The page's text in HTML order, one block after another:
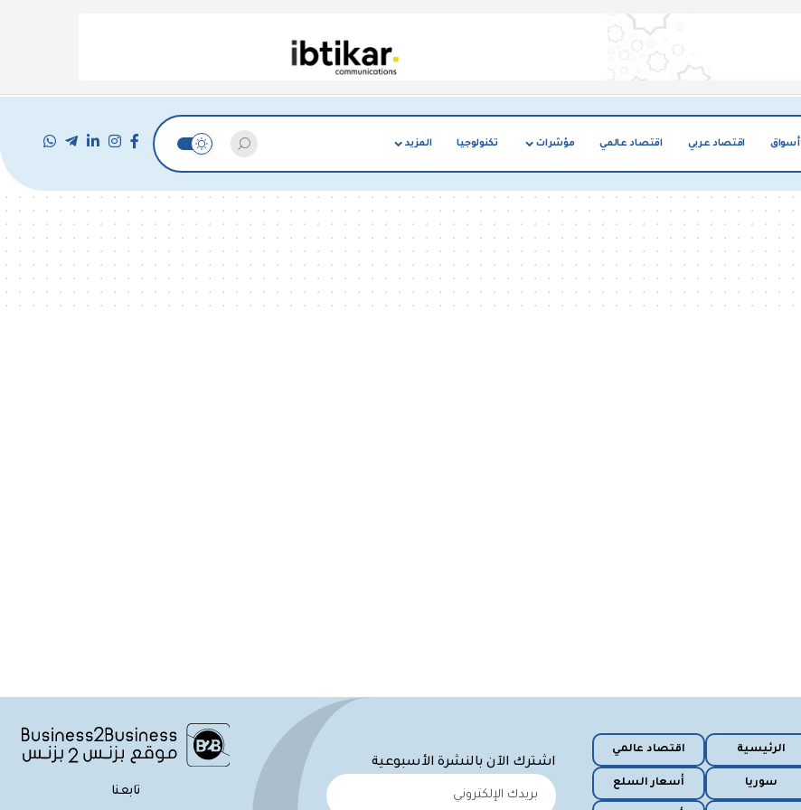
أسواق اقتصاد عربي اقتصاد عالمي مؤشرات تكنولوجيا المزيد
الرئيسية اقتصاد عالمي
سوريا أسعار السلع
اشترك الآن بالنشرة الأسبوعية
تابعنا